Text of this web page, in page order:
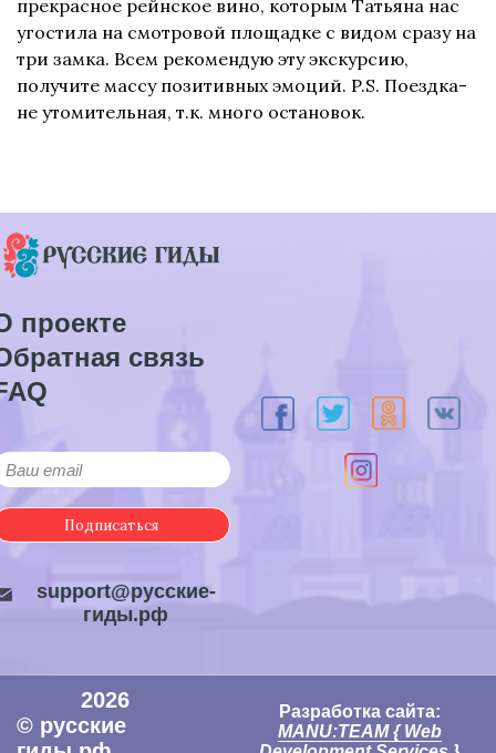
прекрасное рейнское вино, которым Татьяна нас
угостила на смотровой площадке с видом сразу на
три замка. Всем рекомендую эту экскурсию,
получите массу позитивных эмоций. P.S. Поездка-
не утомительная, т.к. много остановок.
проекте
связь
Подписаться
support@русские-
гиды.рф
Разработка сайта:
MANU:TEAM { Web
2026
© русские